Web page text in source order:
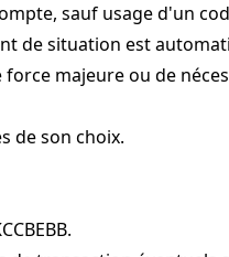
sauf usage d'un
de situation est
majeure ou de
de son choix.